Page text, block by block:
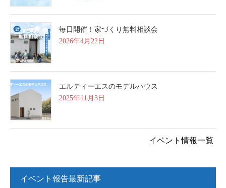
毎日開催！家づくり無料相談会
2026年4月22日
エルティーエスのモデルハウス
2025年11月3日
イベント情報一覧
イベント報告最新記事